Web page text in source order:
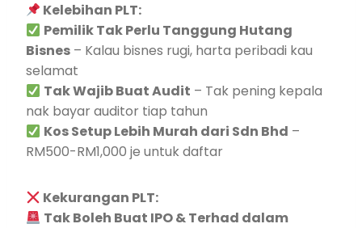
Kelebihan PLT:
Pemilik Tak Perlu Tanggung Hutang
Bisnes – Kalau bisnes rugi, harta peribadi kau
selamat
Tak Wajib Buat Audit – Tak pening kepala
nak bayar auditor tiap tahun
Kos Setup Lebih Murah dari Sdn Bhd –
RM500-RM1,000 je untuk daftar
Kekurangan PLT:
Tak Boleh Buat IPO & Terhad dalam